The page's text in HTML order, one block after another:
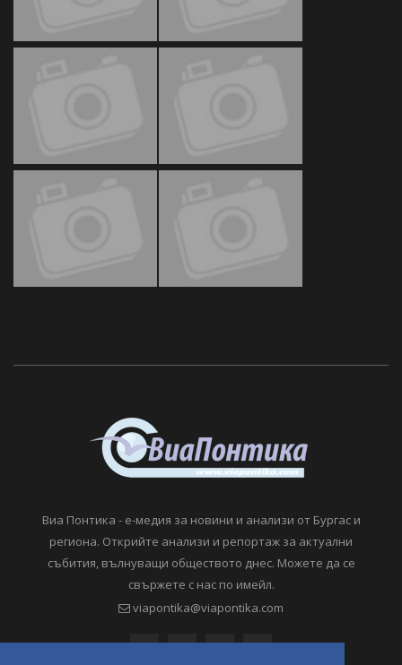
Виа Понтика - е-медия за новини и анализи от Бургас и
региона. Открийте анализи и репортаж за актуални
събития, вълнуващи обществото днес. Можете да се
свържете с нас по имейл.
viapontika@viapontika.com